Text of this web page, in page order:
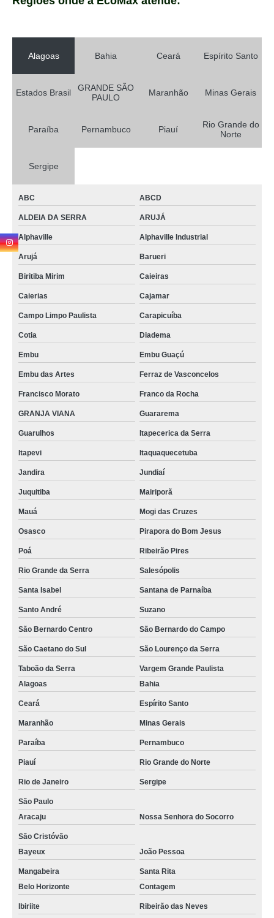
Alagoas Bahia Ceará Espírito Santo
Estados Brasil
GRANDE SÃO
PAULO
Maranhão Minas Gerais
Paraíba Pernambuco Piauí
Rio Grande do
Norte
Sergipe
ABC ABCD
ALDEIA DA SERRA ARUJÁ
Alphaville Alphaville Industrial
Arujá Barueri
Biritiba Mirim Caieiras
Caierias Cajamar
Campo Limpo Paulista Carapicuíba
Cotia Diadema
Embu Embu Guaçú
Embu das Artes Ferraz de Vasconcelos
Francisco Morato Franco da Rocha
GRANJA VIANA Guararema
Guarulhos Itapecerica da Serra
Itapevi Itaquaquecetuba
Jandira Jundiaí
Juquitiba Mairiporã
Mauá Mogi das Cruzes
Osasco Pirapora do Bom Jesus
Poá Ribeirão Pires
Rio Grande da Serra Salesópolis
Santa Isabel Santana de Parnaíba
Santo André Suzano
São Bernardo Centro São Bernardo do Campo
São Caetano do Sul São Lourenço da Serra
Taboão da Serra
Vargem Grande Paulista
Alagoas
Bahia
Ceará Espírito Santo
Maranhão Minas Gerais
Paraíba Pernambuco
Piauí Rio Grande do Norte
Rio de Janeiro Sergipe
São Paulo
Aracaju
Nossa Senhora do Socorro
São Cristóvão
Bayeux
João Pessoa
Mangabeira
Santa Rita
Belo Horizonte
Contagem
Ibiriite Ribeirão das Neves